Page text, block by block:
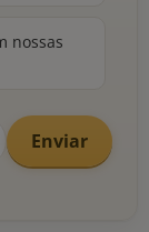
nossas
Enviar